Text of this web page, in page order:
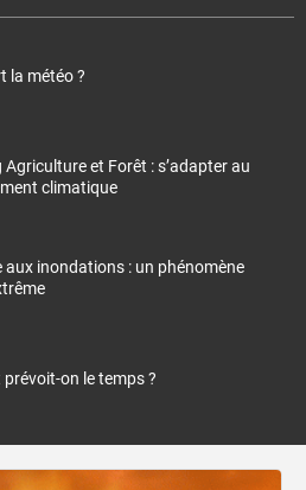
la météo ?
Agriculture et Forêt : s’adapter au
climatique
aux inondations : un phénomène
on le temps ?